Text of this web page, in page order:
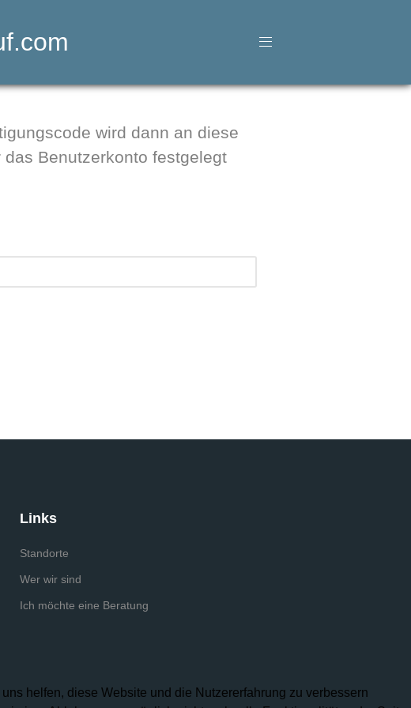
wird dann an diese
Benutzerkonto festgelegt
Links
Standorte
Wer wir sind
Ich möchte eine Beratung
helfen, diese Website und die Nutzererfahrung zu verbessern